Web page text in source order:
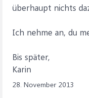
überhaupt nichts
Ich nehme an, du
Bis später,
Karin
28. November 2013